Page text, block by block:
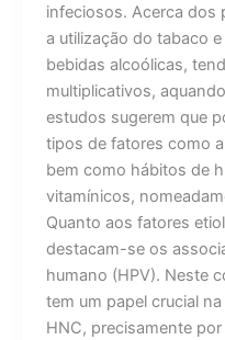
infeciosos. Acerca dos
a utilização do tabaco
bebidas alcoólicas,
multiplicativos,
estudos sugerem que
tipos de fatores como
bem como hábitos de
vitamínicos,
Quanto aos fatores
destacam-se os
humano (HPV). Neste
tem um papel crucial
HNC, precisamente